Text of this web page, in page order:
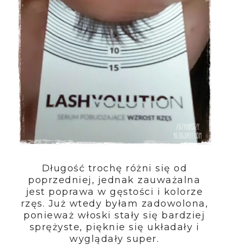
Długość trochę różni się od
poprzedniej, jednak zauważalna
jest poprawa w gęstości i kolorze
rzęs. Już wtedy byłam zadowolona,
ponieważ włoski stały się bardziej
sprężyste, pięknie się układały i
wyglądały super.